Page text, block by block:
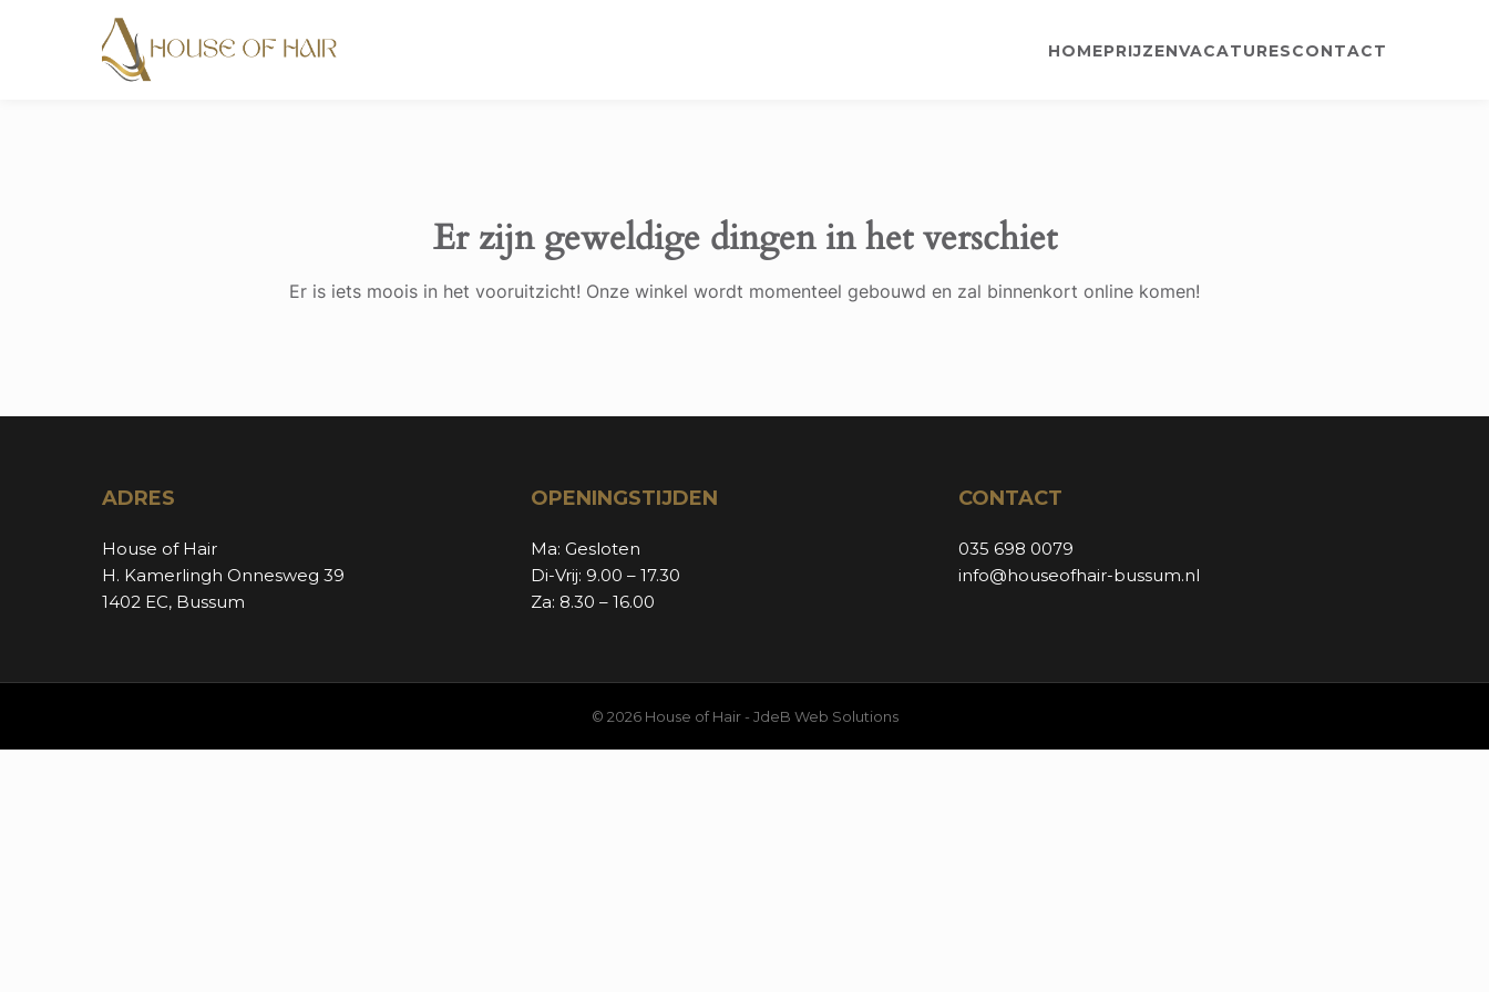
HOMEPRIJZENVACATURESCONTACT
Er zijn geweldige dingen in het verschiet
Er is iets moois in het vooruitzicht! Onze winkel wordt momenteel gebouwd en zal binnenkort online komen!
ADRES
House of Hair
H. Kamerlingh Onnesweg 39
1402 EC, Bussum
OPENINGSTIJDEN
Ma: Gesloten
Di-Vrij: 9.00 – 17.30
Za: 8.30 – 16.00
CONTACT
035 698 0079
info@houseofhair-bussum.nl
© 2026 House of Hair - JdeB Web Solutions